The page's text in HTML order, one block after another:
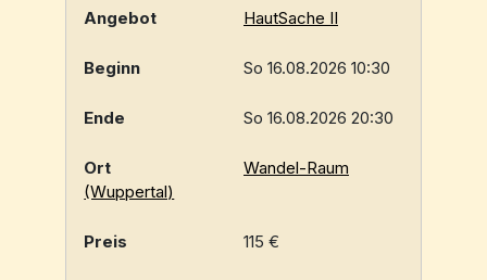
HautSache II
So 16.08.2026 10:30
So 16.08.2026 20:30
Wandel-Raum
(Wuppertal)
115 €